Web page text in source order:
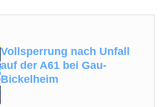
Vollsperrung nach Unfall
auf der A61 bei Gau-
Bickelheim